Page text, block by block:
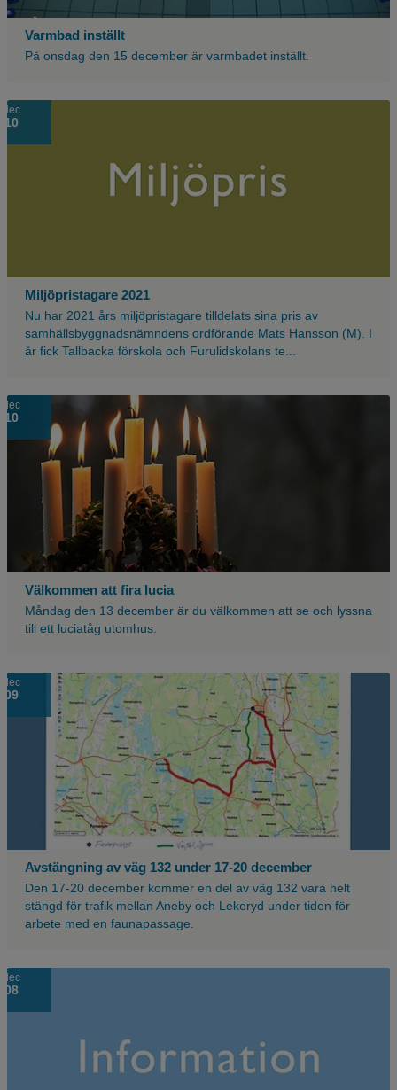
Varmbad inställt
På onsdag den 15 december är varmbadet inställt.
dec
10
Miljöpristagare 2021
Nu har 2021 års miljöpristagare tilldelats sina pris av
samhällsbyggnadsnämndens ordförande Mats Hansson (M). I
år fick Tallbacka förskola och Furulidskolans te...
Grön
bakgrund
med
dec
10
Välkommen att fira lucia
Måndag den 13 december är du välkommen att se och lyssna
till ett luciatåg utomhus.
Närbild
på
lucias
krona.
dec
09
Avstängning av väg 132 under 17-20 december
Den 17-20 december kommer en del av väg 132 vara helt
stängd för trafik mellan Aneby och Lekeryd under tiden för
arbete med en faunapassage.
dec
08
Ljusblå
bakgrund
med